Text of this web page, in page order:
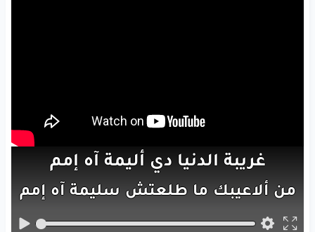
غريبة الدنيا ديأليمةآه إمم
من ألاعيبك ما طلعتش سليمةآه إمم
بسأل100 سؤالما فيشأيجواب